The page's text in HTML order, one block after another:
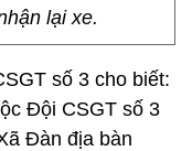
lại xe.
số 3 cho biết:
Đội CSGT số 3
Đàn địa bàn